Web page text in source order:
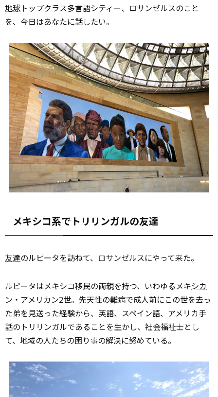
地球 トップクラス多言語シティー、ロサンゼルスのこと
を、今日はあなたに話したい。
メキシコ系でトリリンガルの友達
友達のルピータを訪ねて、ロサンゼルスにやって来た。
ルピータはメキシコ移民の両親を持つ、いわゆるメキシカ
ン・アメリカン2世。先天性の難病で成人前にこの世を去っ
た弟を見送った経験から、英語、スペイン語、アメリカ手
話のトリリンガルであることを生かし、社会福祉士とし
て、地域の人たちの困り事の解決に努めている。